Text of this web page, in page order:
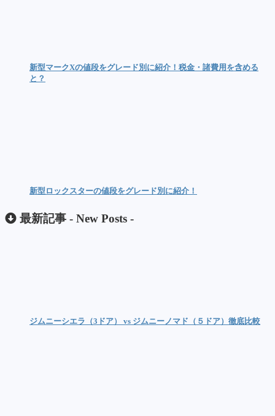
新型マークXの値段をグレード別に紹介！税金・諸費用を含める
と？
新型ロックスターの値段をグレード別に紹介！
最新記事 - New Posts -
ジムニーシエラ（3ドア） vs ジムニーノマド（５ドア）徹底比較